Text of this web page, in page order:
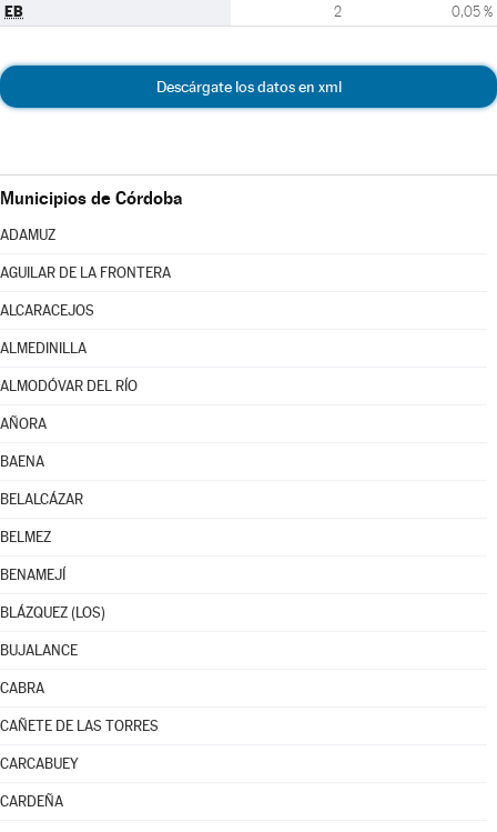
EB 2 0,05 %
Descárgate los datos en xml
Municipios de Córdoba
ADAMUZ
AGUILAR DE LA FRONTERA
ALCARACEJOS
ALMEDINILLA
ALMODÓVAR DEL RÍO
AÑORA
BAENA
BELALCÁZAR
BELMEZ
BENAMEJÍ
BLÁZQUEZ (LOS)
BUJALANCE
CABRA
CAÑETE DE LAS TORRES
CARCABUEY
CARDEÑA